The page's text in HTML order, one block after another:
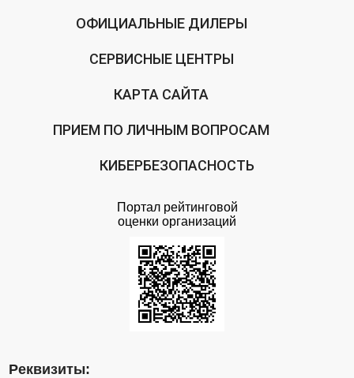
ОФИЦИАЛЬНЫЕ ДИЛЕРЫ
СЕРВИСНЫЕ ЦЕНТРЫ
КАРТА САЙТА
ПРИЕМ ПО ЛИЧНЫМ ВОПРОСАМ
КИБЕРБЕЗОПАСНОСТЬ
Портал рейтинговой
оценки организаций
Реквизиты: